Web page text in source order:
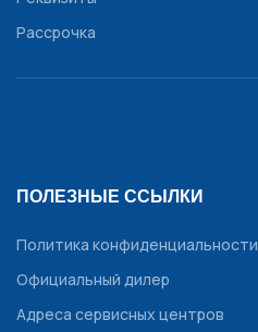
Рассрочка
ПОЛЕЗНЫЕ ССЫЛКИ
Политика конфиденциальности
Официальный дилер
Адреса сервисных центров